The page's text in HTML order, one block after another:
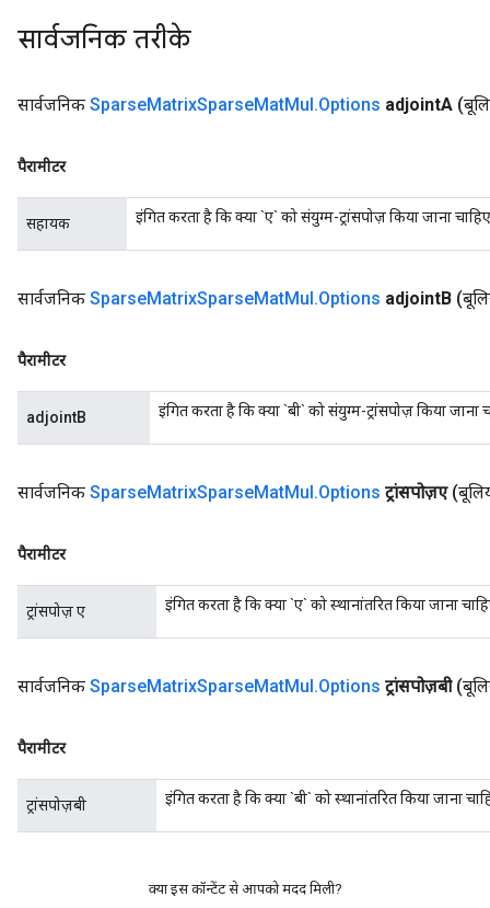
सार्वजनिक तरीके
सार्वजनिक SparseMatrixSparseMatMul.Options adjointA
पैरामीटर
सहायक इंगित करता है कि क्या `ए` को संयुग्म-ट्रांसपोज़ किया जाना
सार्वजनिक SparseMatrixSparseMatMul.Options adjointB
पैरामीटर
adjointB इंगित करता है कि क्या `बी` को संयुग्म-ट्रांसपोज़ किया जाना
सार्वजनिक SparseMatrixSparseMatMul.Options ट्रांसपोज़ए
पैरामीटर
ट्रांसपोज़ ए इंगित करता है कि क्या `ए` को स्थानांतरित किया जाना
सार्वजनिक SparseMatrixSparseMatMul.Options ट्रांसपोज़बी
पैरामीटर
ट्रांसपोज़बी इंगित करता है कि क्या `बी` को स्थानांतरित किया जाना
क्या इस कॉन्टेंट से आपको मदद मिली?